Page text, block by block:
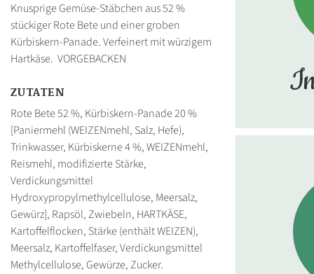
Knusprige Gemüse-Stäbchen aus 52 %
stückiger Rote Bete und einer groben
Kürbiskern-Panade. Verfeinert mit würzigem
Hartkäse. VORGEBACKEN
ZUTATEN
Rote Bete 52 %, Kürbiskern-Panade 20 %
[Paniermehl (WEIZENmehl, Salz, Hefe),
Trinkwasser, Kürbiskerne 4 %, WEIZENmehl,
Reismehl, modifizierte Stärke,
Verdickungsmittel
Hydroxypropylmethylcellulose, Meersalz,
Gewürz], Rapsöl, Zwiebeln, HARTKÄSE,
Kartoffelflocken, Stärke (enthält WEIZEN),
Meersalz, Kartoffelfaser, Verdickungsmittel
Methylcellulose, Gewürze, Zucker.